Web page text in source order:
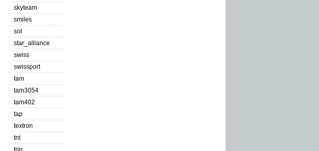
skyteam
smiles
sol
star_alliance
swiss
swissport
tam
tam3054
tam402
tap
textron
tnt
trip